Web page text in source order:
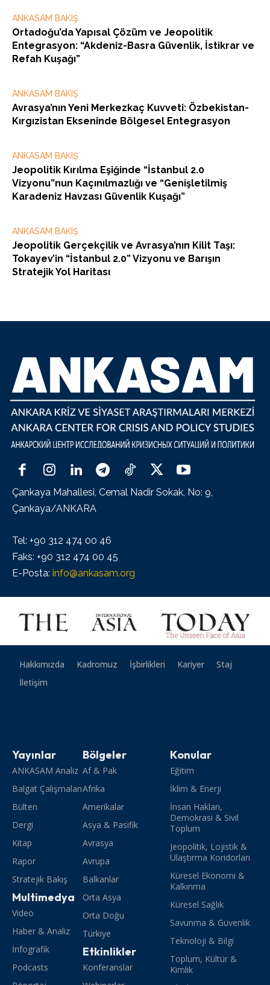
ANKASAM BAKIŞ
Ortadoğu’da Yapısal Çözüm ve Jeopolitik
Entegrasyon: “Akdeniz-Basra Güvenlik, İstikrar ve
Refah Kuşağı”
ANKASAM BAKIŞ
Avrasya’nın Yeni Merkezkaç Kuvveti: Özbekistan-
Kırgızistan Ekseninde Bölgesel Entegrasyon
ANKASAM BAKIŞ
Jeopolitik Kırılma Eşiğinde “İstanbul 2.0
Vizyonu”nun Kaçınılmazlığı ve “Genişletilmiş
Karadeniz Havzası Güvenlik Kuşağı”
ANKASAM BAKIŞ
Jeopolitik Gerçekçilik ve Avrasya’nın Kilit Taşı:
Tokayev’in “İstanbul 2.0” Vizyonu ve Barışın
Stratejik Yol Haritası
Çankaya Mahallesi, Cemal Nadir Sokak, No: 9,
Çankaya/ANKARA
Tel: +90 312 474 00 46
Faks: +90 312 474 00 45
E-Posta: info@ankasam.org
Hakkımızda Kadromuz İşbirlikleri Kariyer
Staj
İletişim
Yayınlar
ANKASAM Analiz
Balgat Çalışmaları
Bülten
Dergi
Kitap
Rapor
Stratejik Bakış
Multimedya
Video
Haber & Analiz
İnfografik
Podcasts
Bölgeler
Af & Pak
Afrika
Amerikalar
Asya & Pasifik
Avrasya
Avrupa
Balkanlar
Orta Asya
Orta Doğu
Türkiye
Etkinlikler
Konferanslar
Konular
Eğitim
İklim & Enerji
İnsan Hakları,
Demokrasi & Sivil
Toplum
Jeopolitik, Lojistik &
Ulaştırma Koridorları
Küresel Ekonomi &
Kalkınma
Küresel Sağlık
Savunma & Güvenlik
Teknoloji & Bilgi
Toplum, Kültür &
Kimlik